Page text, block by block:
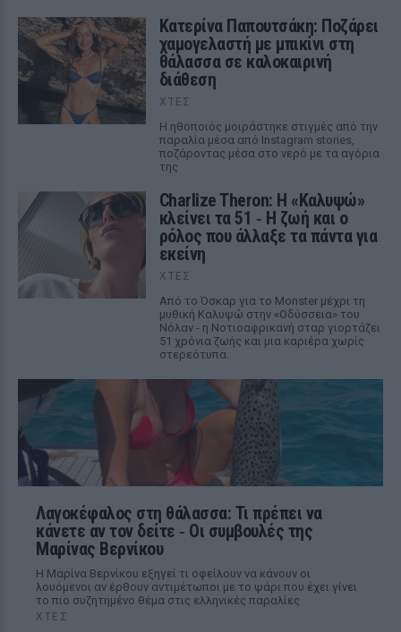
Κατερίνα Παπουτσάκη: Ποζάρει
χαμογελαστή με μπικίνι στη
θάλασσα σε καλοκαιρινή
διάθεση
ΧΤΕΣ
Η ηθοποιός μοιράστηκε στιγμές από την
παραλία μέσα από Instagram stories,
ποζάροντας μέσα στο νερό με τα αγόρια
της
Charlize Theron: Η «Καλυψώ»
κλείνει τα 51 ‑ H ζωή και ο
ρόλος που άλλαξε τα πάντα για
εκείνη
ΧΤΕΣ
Από το Όσκαρ για το Monster μέχρι τη
μυθική Καλυψώ στην «Οδύσσεια» του
Νόλαν - η Νοτιοαφρικανή σταρ γιορτάζει
51 χρόνια ζωής και μια καριέρα χωρίς
στερεότυπα.
Λαγοκέφαλος στη θάλασσα: Τι πρέπει να
κάνετε αν τον δείτε ‑ Οι συμβουλές της
Μαρίνας Βερνίκου
Η Μαρίνα Βερνίκου εξηγεί τι οφείλουν να κάνουν οι
λουόμενοι αν έρθουν αντιμέτωποι με το ψάρι που έχει γίνει
το πιο συζητημένο θέμα στις ελληνικές παραλίες
ΧΤΕΣ